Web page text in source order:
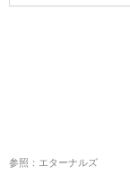
参照：エターナルズ